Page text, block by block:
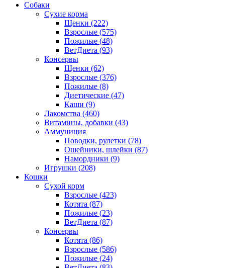
Собаки
Сухие корма
Щенки (222)
Взрослые (575)
Пожилые (48)
ВетДиета (93)
Консервы
Щенки (62)
Взрослые (376)
Пожилые (8)
Диетические (47)
Каши (9)
Лакомства (460)
Витамины, добавки (43)
Аммуниция
Поводки, рулетки (78)
Ошейники, шлейки (87)
Намордники (9)
Игрушки (208)
Кошки
Сухой корм
Взрослые (423)
Котята (87)
Пожилые (23)
ВетДиета (87)
Консервы
Котята (86)
Взрослые (586)
Пожилые (24)